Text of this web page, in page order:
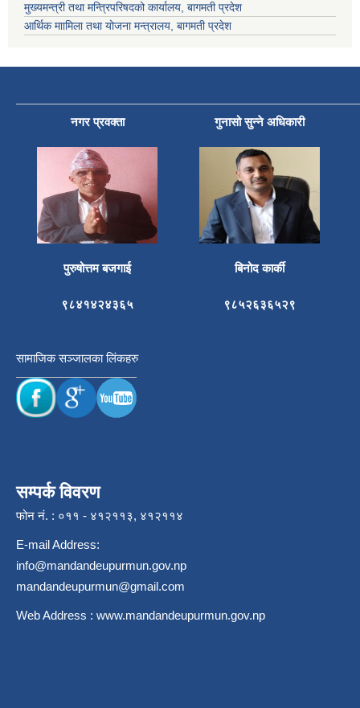
मुख्यमन्त्री तथा मन्त्रिपरिषदको कार्यालय, बागमती प्रदेश
आर्थिक माामिला तथा योजना मन्त्रालय, बागमती प्रदेश
नगर प्रवक्ता गुनासो सुन्ने अधिकारी
पुरुषोत्तम बजगाई बिनोद कार्की
९८४१४२४३६५ ९८५२६३६५२९
सामाजिक सञ्जालका लिंकहरु
सम्पर्क विवरण
फोन नं. : ०११ - ४१२११३, ४१२११४
E-mail Address:
info@mandandeupurmun.gov.np
mandandeupurmun@gmail.com
Web Address : www.mandandeupurmun.gov.np